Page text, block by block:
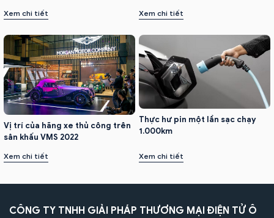
Xem chi tiết Xem chi tiết
Vị trí của hãng xe thủ công trên
sân khấu VMS 2022
Xem chi tiết
Thực hư pin một lần sạc chạy
1.000km
Xem chi tiết
CÔNG TY TNHH GIẢI PHÁP THƯƠNG MẠI ĐIỆN TỬ Ô